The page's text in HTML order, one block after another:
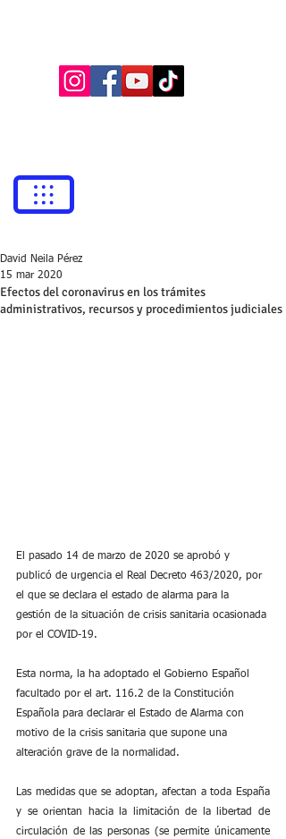
Efectos del coronavirus en los trámites
administrativos, recursos y procedimientos judiciales
David Neila Pérez
15 mar 2020
El pasado 14 de marzo de 2020 se aprobó y
publicó de urgencia el Real Decreto 463/2020, por
el que se declara el estado de alarma para la
gestión de la situación de crisis sanitaria ocasionada
por el COVID-19.
Esta norma, la ha adoptado el Gobierno Español
facultado por el art. 116.2 de la Constitución
Española para declarar el Estado de Alarma con
motivo de la crisis sanitaria que supone una
alteración grave de la normalidad.
Las medidas que se adoptan, afectan a toda España
y se orientan hacia la limitación de la libertad de
circulación de las personas (se permite únicamente